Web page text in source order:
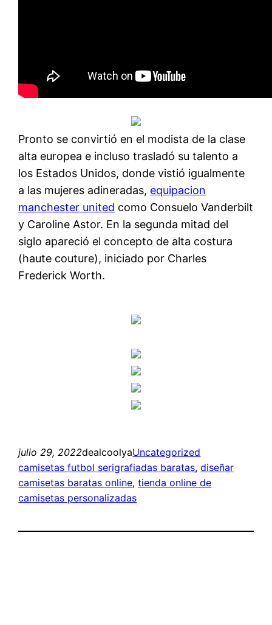
Pronto se convirtió en el modista de la clase
alta europea e incluso trasladó su talento a
los Estados Unidos, donde vistió igualmente
a las mujeres adineradas, equipacion
manchester united como Consuelo Vanderbilt
y Caroline Astor. En la segunda mitad del
siglo apareció el concepto de alta costura
(haute couture), iniciado por Charles
Frederick Worth.
julio 29, 2022dealcoolyaUncategorized
camisetas futbol serigrafiadas baratas, diseñar
camisetas baratas online, tienda online de
camisetas personalizadas